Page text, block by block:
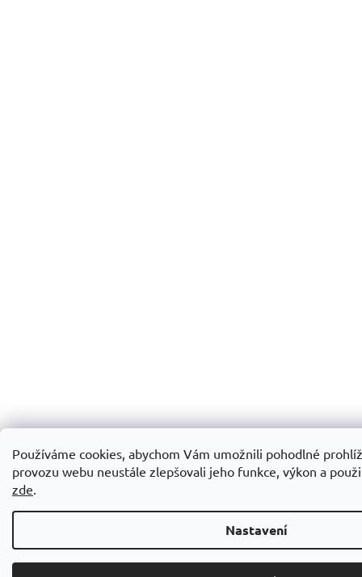
Používáme cookies, abychom Vám umožnili pohodlné
provozu webu neustále zlepšovali jeho funkce, výkon a
zde.
Nastavení